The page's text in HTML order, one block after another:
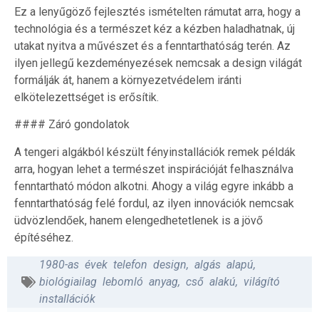
Ez a lenyűgöző fejlesztés ismételten rámutat arra, hogy a
technológia és a természet kéz a kézben haladhatnak, új
utakat nyitva a művészet és a fenntarthatóság terén. Az
ilyen jellegű kezdeményezések nemcsak a design világát
formálják át, hanem a környezetvédelem iránti
elkötelezettséget is erősítik.
#### Záró gondolatok
A tengeri algákból készült fényinstallációk remek példák
arra, hogyan lehet a természet inspirációját felhasználva
fenntartható módon alkotni. Ahogy a világ egyre inkább a
fenntarthatóság felé fordul, az ilyen innovációk nemcsak
üdvözlendőek, hanem elengedhetetlenek is a jövő
építéséhez.
1980-as évek telefon design, algás alapú,
biológiailag lebomló anyag, cső alakú, világító
installációk